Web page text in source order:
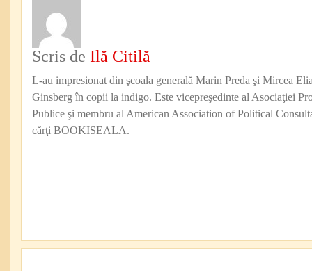
Scris de Ilă Citilă
L-au impresionat din şcoala generală Marin Preda şi Mircea
Ginsberg în copii la indigo. Este vicepreşedinte al Asociaţiei
Publice şi membru al American Association of Political
cărţi BOOKISEALA.